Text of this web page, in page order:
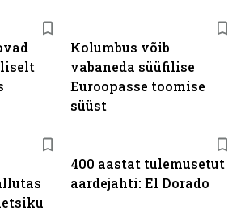
Kolumbus võib
vabaneda süüfilise
Euroopasse toomise
süüst
400 aastat tulemusetut
aardejahti: El Dorado